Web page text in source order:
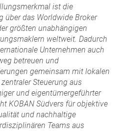
ist die
über das Worldwide Broker
größten unabhängigen
weltweit. Dadurch
Unternehmen auch
betreuen und
gemeinsam mit lokalen
Steuerung aus
und eigentümergeführter
KOBAN Südvers für objektive
und nachhaltige
Teams aus